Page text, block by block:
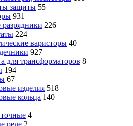
защиты 55
931
разрядники 226
224
варисторы 40
927
для трансформаторов 8
194
67
изделия 518
кольца 140
4
реле 2